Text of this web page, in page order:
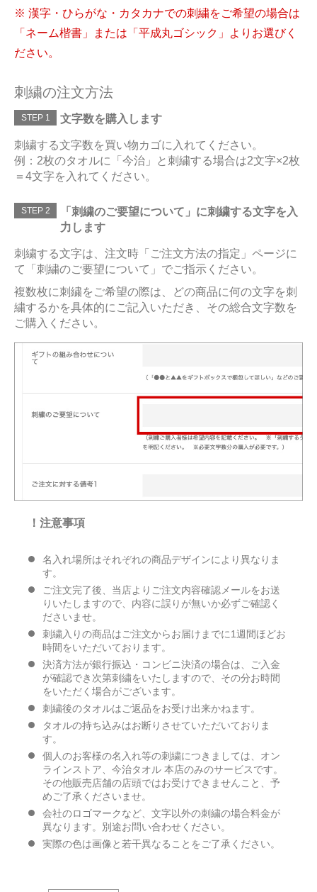
※ 漢字・ひらがな・カタカナでの刺繍をご希望の場合は
「ネーム楷書」または「平成丸ゴシック」よりお選びく
ださい。
刺繍の注文方法
STEP 1 文字数を購入します
刺繍する文字数を買い物カゴに入れてください。
例：2枚のタオルに「今治」と刺繍する場合は2文字×2枚
＝4文字を入れてください。
STEP 2
「刺繍のご要望について」に刺繍する文字を入
力します
刺繍する文字は、注文時「ご注文方法の指定」ページに
て「刺繍のご要望について」でご指示ください。
複数枚に刺繍をご希望の際は、どの商品に何の文字を刺
繍するかを具体的にご記入いただき、その総合文字数を
ご購入ください。
！注意事項
名入れ場所はそれぞれの商品デザインにより異なりま
す。
ご注文完了後、当店よりご注文内容確認メールをお送
りいたしますので、内容に誤りが無いか必ずご確認く
ださいませ。
刺繍入りの商品はご注文からお届けまでに1週間ほどお
時間をいただいております。
決済方法が銀行振込・コンビニ決済の場合は、ご入金
が確認でき次第刺繍をいたしますので、その分お時間
をいただく場合がございます。
刺繍後のタオルはご返品をお受け出来かねます。
タオルの持ち込みはお断りさせていただいておりま
す。
個人のお客様の名入れ等の刺繍につきましては、オン
ラインストア、今治タオル 本店のみのサービスです。
その他販売店舗の店頭ではお受けできませんこと、予
めご了承くださいませ。
会社のロゴマークなど、文字以外の刺繍の場合料金が
異なります。別途お問い合わせください。
実際の色は画像と若干異なることをご了承ください。